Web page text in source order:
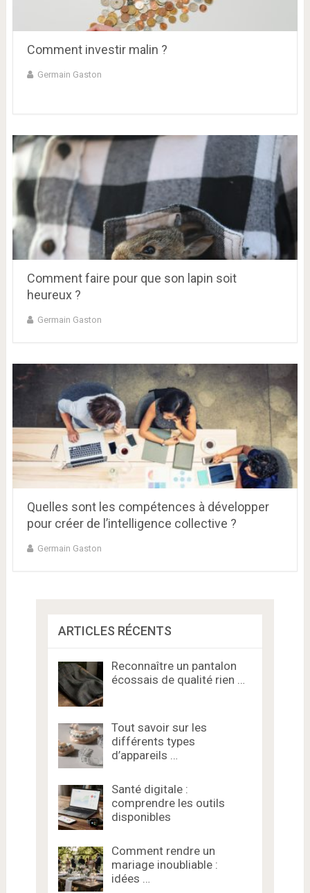
Comment investir malin ?
Germain Gaston
Comment faire pour que son lapin soit
heureux ?
Germain Gaston
Quelles sont les compétences à développer
pour créer de l’intelligence collective ?
Germain Gaston
ARTICLES RÉCENTS
Reconnaître un pantalon
écossais de qualité rien …
Tout savoir sur les
différents types
d’appareils …
Santé digitale :
comprendre les outils
disponibles
Comment rendre un
mariage inoubliable :
idées …